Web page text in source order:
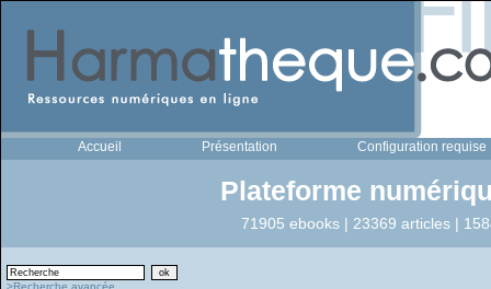
Accueil Présentation Configuration requise
Plateforme
71905 ebooks | 23369 articles |
>Recherche avancée